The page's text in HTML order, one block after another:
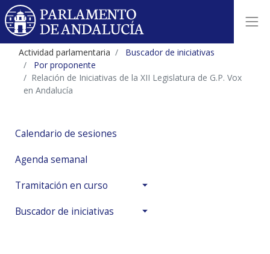
Actividad parlamentaria
Buscador de iniciativas
Por proponente
Relación de Iniciativas de la XII Legislatura de G.P. Vox
en Andalucía
Calendario de sesiones
Agenda semanal
Tramitación en curso
Buscador de iniciativas